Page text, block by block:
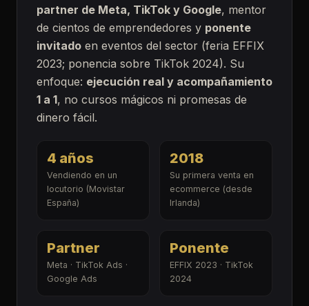
partner de Meta, TikTok y Google, mentor
de cientos de emprendedores y ponente
invitado en eventos del sector (feria EFFIX
2023; ponencia sobre TikTok 2024). Su
enfoque: ejecución real y acompañamiento
1 a 1, no cursos mágicos ni promesas de
dinero fácil.
4 años
Vendiendo en un
locutorio (Movistar
España)
2018
Su primera venta en
ecommerce (desde
Irlanda)
Partner
Meta · TikTok Ads ·
Google Ads
Ponente
EFFIX 2023 · TikTok
2024